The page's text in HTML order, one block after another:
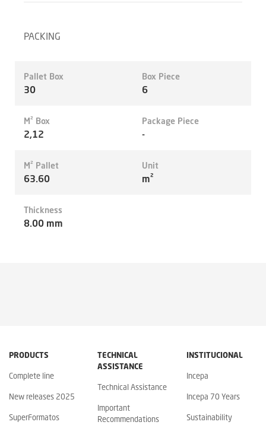
PACKING
Pallet Box
30
Box Piece
6
M² Box
2,12
Package Piece
-
M² Pallet
63.60
Unit
m²
Thickness
8.00 mm
PRODUCTS
Complete line
New releases 2025
SuperFormatos
TECHNICAL
ASSISTANCE
Technical Assistance
Important
Recommendations
INSTITUCIONAL
Incepa
Incepa 70 Years
Sustainability